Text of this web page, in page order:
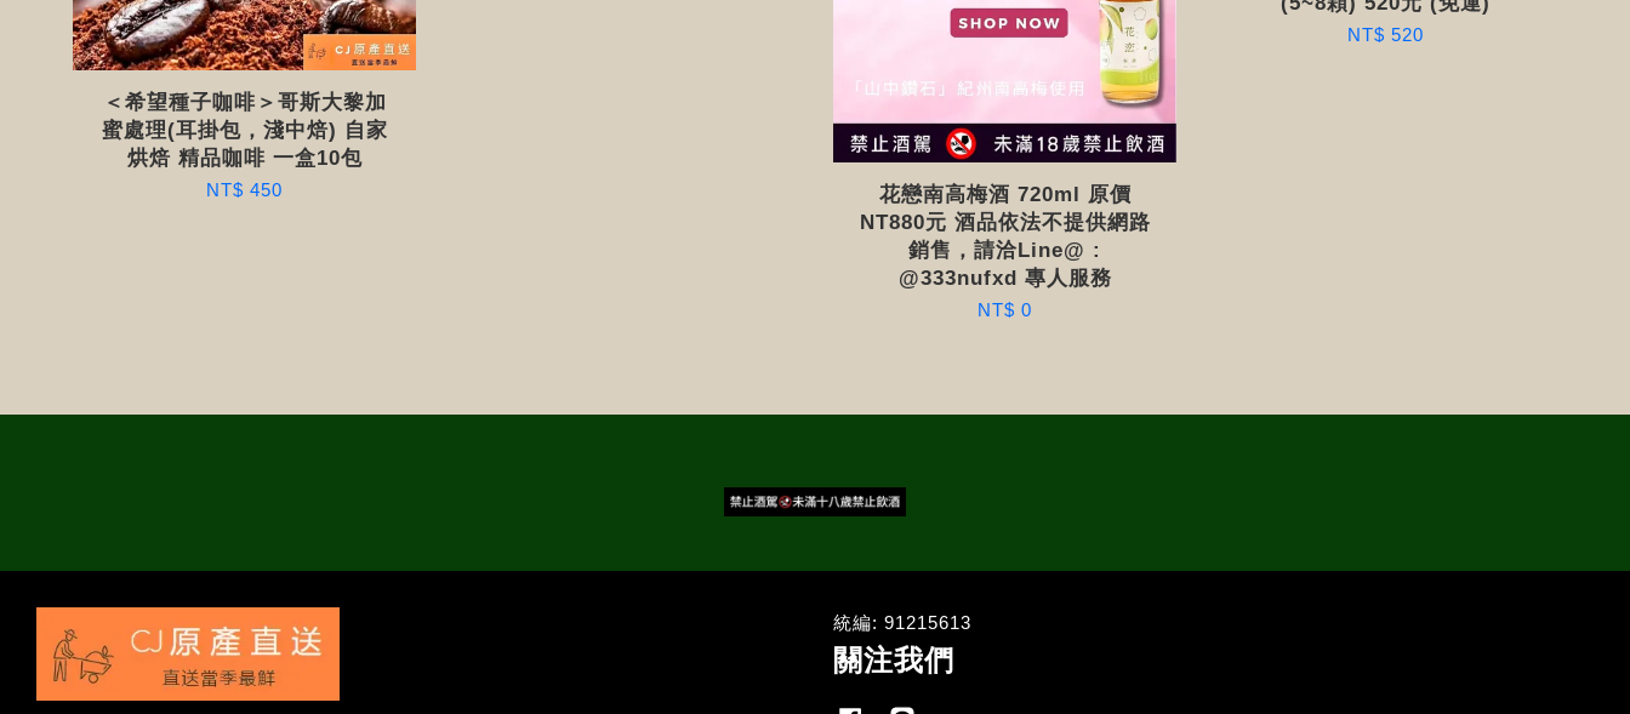
＜希望種子咖啡＞哥斯大黎加
蜜處理(耳掛包，淺中焙) 自家
烘焙 精品咖啡 一盒10包
NT$ 450
花戀南高梅酒 720ml 原價
NT880元 酒品依法不提供網路
銷售，請洽Line@ :
@333nufxd 專人服務
NT$ 0
NT$ 520
統編: 91215613
關注我們